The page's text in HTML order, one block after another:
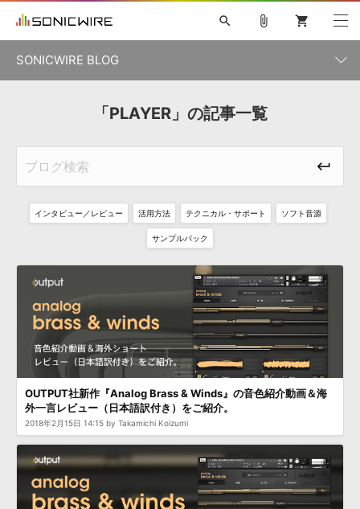
プラグイン・エフェクト »
サンプルパック »
ソフトウェア／ツール »
DAW »
効果音 »
BGM »
キャンペーン »
特集 »
SONICWIREブログ »
DTMガイド »
FAQ »
お問い合わせ »
音楽カード製作サービス
楽曲配信流通サービス
無償のサウンド
次世代型ボーカル・エディタ
APS 映像のBGM・ セリフを音声分離
search
初音ミク V4X 鏡音リン・レン V4X
巡音ルカ V4X
SYLENTH1
VOCALOID VIENNA
ライセンスフリーBGM
TOONTRACK
DUBSTEP
ELECTRONICA EDM TRANCE ROUTER.FM
プラグイン・エフェクト
ソフトウェア／ツール DAW 効果音 BGM
attach_file shopping_cart
SONICWIRE BLOG
記事一覧
「PLAYER」の記事一覧
インタビュー／レビュー 活用方法 テクニカル・サポート ソフト音源
サンプルパック
OUTPUT社新作『Analog Brass & Winds』の音色紹介動画＆海
外一言レビュー（日本語訳付き）をご紹介。
2018年2月15日 14:15 by Takamichi Koizumi